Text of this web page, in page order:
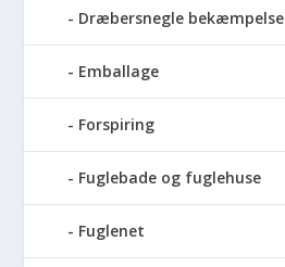
Dræbersnegle bekæmpelse
Emballage
Forspiring
Fuglebade og fuglehuse
Fuglenet